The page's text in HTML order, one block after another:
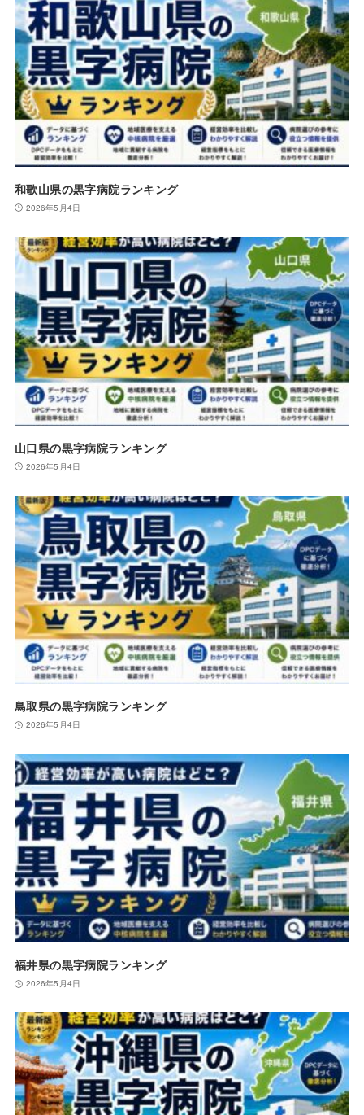
和歌山県の黒字病院ランキング
2026年5月4日
山口県の黒字病院ランキング
2026年5月4日
鳥取県の黒字病院ランキング
2026年5月4日
福井県の黒字病院ランキング
2026年5月4日